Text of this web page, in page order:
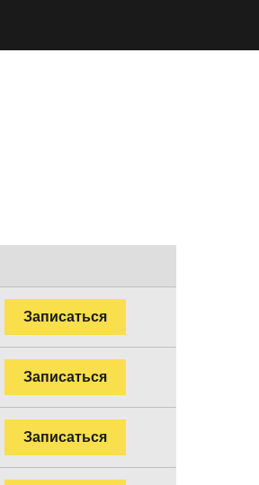
Записаться
Записаться
Записаться